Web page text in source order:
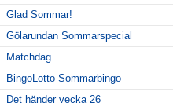
Glad Sommar!
Gölarundan Sommarspecial
Matchdag
BingoLotto Sommarbingo
Det händer vecka 26